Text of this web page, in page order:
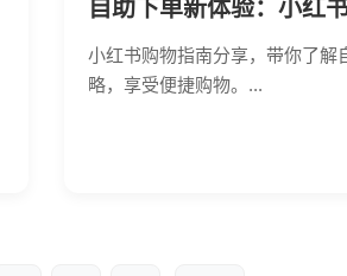
自助下单新体验：小红
小红书购物指南分享，带你了解
略，享受便捷购物。...